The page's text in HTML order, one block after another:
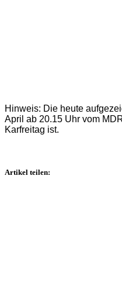
Hinweis: Die heute
April ab 20.15 Uhr vom
Karfreitag ist.
Artikel teilen: